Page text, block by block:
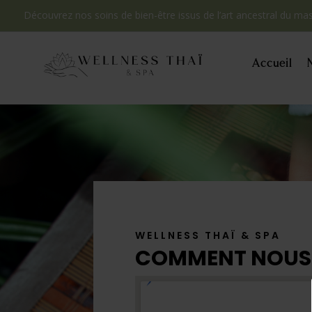
Découvrez nos soins de bien-être issus de l’art ancestral du
Accueil
WELLNESS THAÏ & SPA
COMMENT